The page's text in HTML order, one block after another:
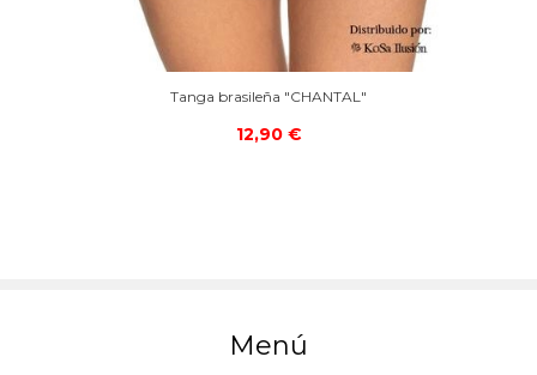
Tanga brasileña "CHANTAL"
12,90 €
Menú